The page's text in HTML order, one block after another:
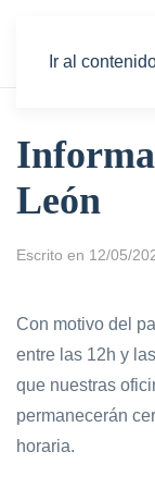
Ir al
León
Escrito en 12/05/
Con motivo del
entre las 12h y
que nuestras
permanecerán
horaria.